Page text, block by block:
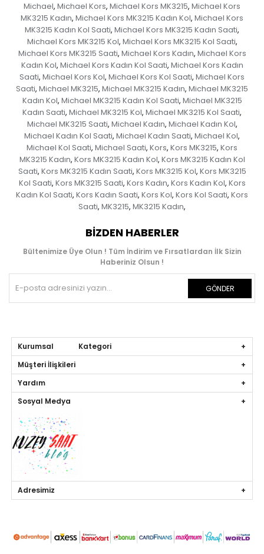
Michael, Michael Kors, Michael Kors MK3215, Michael Kors
MK3215 Kadın, Michael Kors MK3215 Kadın Kol, Michael Kors
MK3215 Kadın Kol Saati, Michael Kors MK3215 Kadın Saati,
Michael Kors MK3215 Kol, Michael Kors MK3215 Kol Saati,
Michael Kors MK3215 Saati, Michael Kors Kadın, Michael Kors
Kadın Kol, Michael Kors Kadın Kol Saati, Michael Kors Kadın
Saati, Michael Kors Kol, Michael Kors Kol Saati, Michael Kors
Saati, Michael MK3215, Michael MK3215 Kadın, Michael MK3215
Kadın Kol, Michael MK3215 Kadın Kol Saati, Michael MK3215
Kadın Saati, Michael MK3215 Kol, Michael MK3215 Kol Saati,
Michael MK3215 Saati, Michael Kadın, Michael Kadın Kol,
Michael Kadın Kol Saati, Michael Kadın Saati, Michael Kol,
Michael Kol Saati, Michael Saati, Kors, Kors MK3215, Kors
MK3215 Kadın, Kors MK3215 Kadın Kol, Kors MK3215 Kadın Kol
Saati, Kors MK3215 Kadın Saati, Kors MK3215 Kol, Kors MK3215
Kol Saati, Kors MK3215 Saati, Kors Kadın, Kors Kadın Kol, Kors
Kadın Kol Saati, Kors Kadın Saati, Kors Kol, Kors Kol Saati, Kors
Saati, MK3215, MK3215 Kadın,
BIZDEN HABERLER
Bültenimize Üye Olun ! Tüm İndirim ve Fırsatlardan İlk Sizin
Haberiniz Olsun !
GÖNDER
Kurumsal Kategori
Müşteri İlişkileri
Yardım
Sosyal Medya
Adresimiz